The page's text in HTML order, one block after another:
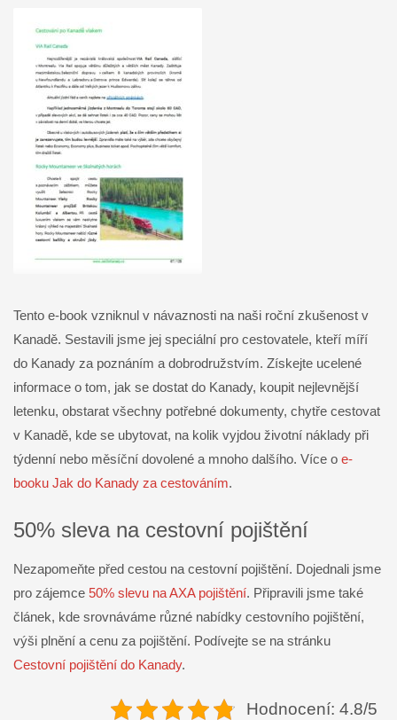
Tento e-book vzniknul v návaznosti na naši roční zkušenost v
Kanadě. Sestavili jsme jej speciální pro cestovatele, kteří míří
do Kanady za poznáním a dobrodružstvím. Získejte ucelené
informace o tom, jak se dostat do Kanady, koupit nejlevnější
letenku, obstarat všechny potřebné dokumenty, chytře cestovat
v Kanadě, kde se ubytovat, na kolik vyjdou životní náklady při
týdenní nebo měsíční dovolené a mnoho dalšího. Více o e-
booku Jak do Kanady za cestováním.
50% sleva na cestovní pojištění
Nezapomeňte před cestou na cestovní pojištění. Dojednali jsme
pro zájemce 50% slevu na AXA pojištění. Připravili jsme také
článek, kde srovnáváme různé nabídky cestovního pojištění,
výši plnění a cenu za pojištění. Podívejte se na stránku
Cestovní pojištění do Kanady.
Hodnocení: 4.8/5